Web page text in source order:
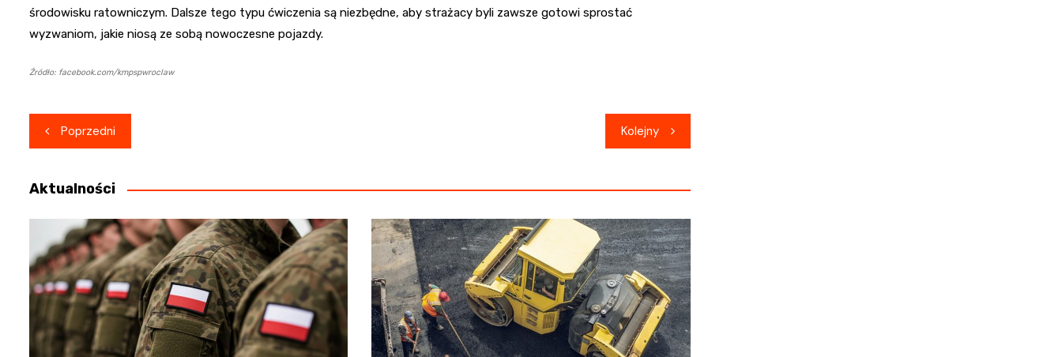
środowisku ratowniczym. Dalsze tego typu ćwiczenia są niezbędne, aby strażacy byli zawsze gotowi sprostać
wyzwaniom, jakie niosą ze sobą nowoczesne pojazdy.
Źródło: facebook.com/kmpspwroclaw
Nawigacja
wpisu
Poprzedni Kolejny
Aktualności